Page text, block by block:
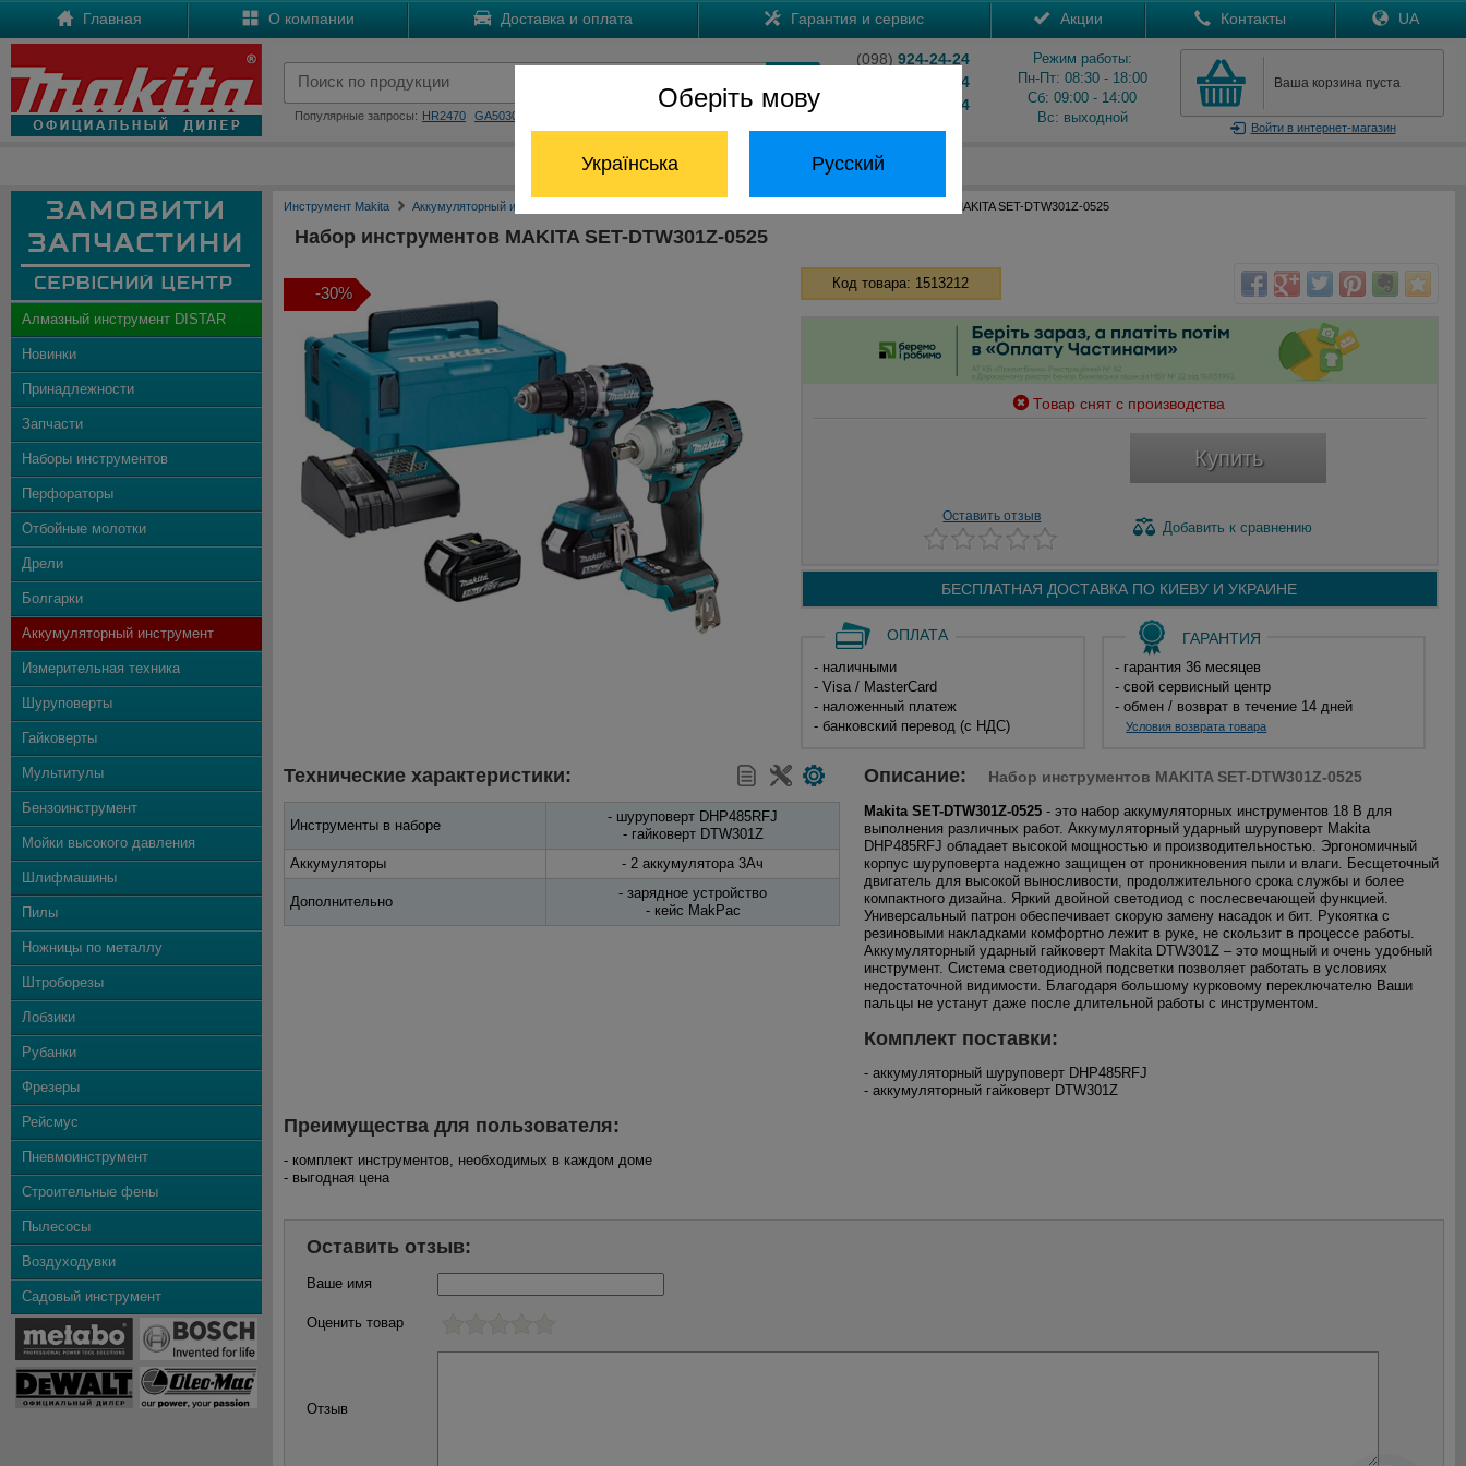
Оберіть мову
Українська Русский
Главная О компании Доставка и оплата Гарантия и сервис Акции Контакты UA
Популярные запросы: HR2470 GA5030
(098) 924-24-24
204-24-24
824-24-24
Режим работы:
Пн-Пт: 08:30 - 18:00
Сб: 09:00 - 14:00
Вс: выходной
Ваша корзина пуста
Войтив интернет-магазин
Отдел запчастей: (068) 824-24-24
Алмазный инструмент DISTAR
Новинки
Принадлежности
Запчасти
Наборы инструментов
Перфораторы
Отбойные молотки
Дрели
Болгарки
Аккумуляторный инструмент
Измерительная техника
Шуруповерты
Гайковерты
Мультитулы
Бензоинструмент
Мойки высокого давления
Шлифмашины
Пилы
Ножницы по металлу
Штроборезы
Лобзики
Рубанки
Фрезеры
Рейсмус
Пневмоинструмент
Строительные фены
Пылесосы
Воздуходувки
Садовый инструмент
Инструмент Makita Аккумуляторный инструмент Макита Набор инструментов MAKITA SET-DTW301Z-0525
Набор инструментов MAKITA SET-DTW301Z-0525
-30%
Код товара: 1513212
Товар снят с производства
Купить
Оставить отзыв
Добавить к сравнению
БЕСПЛАТНАЯ ДОСТАВКА ПО КИЕВУ И УКРАИНЕ
ОПЛАТА
- наличными
- Visa / MasterCard
- наложенный платеж
- банковский перевод (с НДС)
ГАРАНТИЯ
- гарантия 36 месяцев
- свой сервисный центр
- обмен / возврат в течение 14 дней
Условия возврата товара
Технические характеристики:
Инструменты в наборе
- шуруповерт DHP485RFJ
- гайковерт DTW301Z
Аккумуляторы
- 2 аккумулятора 3Ач
Дополнительно
- зарядное устройство
- кейс MakPac
Описание: Набор инструментов MAKITA SET-DTW301Z-0525
Makita SET-DTW301Z-0525 - это набор аккумуляторных инструментов 18 В для
выполнения различных работ. Аккумуляторный ударный шуруповерт Makita
DHP485RFJ обладает высокой мощностью и производительностью. Эргономичный
корпус шуруповерта надежно защищен от проникновения пыли и влаги. Бесщеточный
двигатель для высокой выносливости, продолжительного срока службы и более
компактного дизайна. Яркий двойной светодиод с послесвечающей функцией.
Универсальный патрон обеспечивает скорую замену насадок и бит. Рукоятка с
резиновыми накладками комфортно лежит в руке, не скользит в процессе работы.
Аккумуляторный ударный гайковерт Makita DTW301Z – это мощный и очень удобный
инструмент. Система светодиодной подсветки позволяет работать в условиях
недостаточной видимости. Благодаря большому курковому переключателю Ваши
пальцы не устанут даже после длительной работы с инструментом.
Комплект поставки:
- аккумуляторный шуруповерт DHP485RFJ
- аккумуляторный гайковерт DTW301Z
Преимущества для пользователя:
- комплект инструментов, необходимых в каждом доме
- выгодная цена
Оставить отзыв:
Ваше имя
Оценить товар
Отзыв